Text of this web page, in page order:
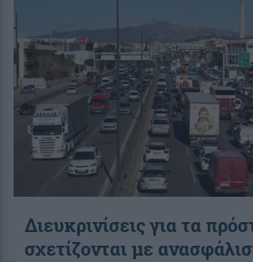
Διευκρινίσεις για τα
σχετίζονται με